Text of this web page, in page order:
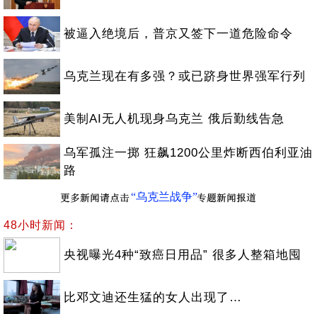
被逼入绝境后，普京又签下一道危险命令
乌克兰现在有多强？或已跻身世界强军行列
美制AI无人机现身乌克兰 俄后勤线告急
乌军孤注一掷 狂飙1200公里炸断西伯利亚油
路
“乌克兰战争”
48小时新闻：
央视曝光4种“致癌日用品” 很多人整箱地囤
比邓文迪还生猛的女人出现了…